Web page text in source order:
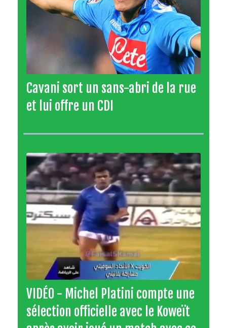
Cavani sort un sans-abri de la rue
et lui offre un CDI
VIDÉO - Michel Platini compte une
sélection officielle avec le Koweït